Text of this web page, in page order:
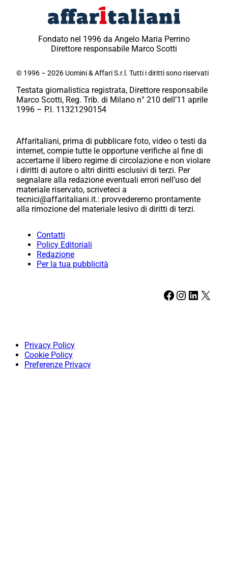
Fondato nel 1996 da Angelo Maria Perrino
Direttore responsabile Marco Scotti
© 1996 – 2026 Uomini & Affari S.r.l. Tutti i diritti sono riservati
Testata giornalistica registrata, Direttore responsabile
Marco Scotti, Reg. Trib. di Milano n° 210 dell’11 aprile
1996 – P.I. 11321290154
Affaritaliani, prima di pubblicare foto, video o testi da
internet, compie tutte le opportune verifiche al fine di
accertarne il libero regime di circolazione e non violare
i diritti di autore o altri diritti esclusivi di terzi. Per
segnalare alla redazione eventuali errori nell’uso del
materiale riservato, scriveteci a
tecnici@affaritaliani.it.: provvederemo prontamente
alla rimozione del materiale lesivo di diritti di terzi.
Contatti
Policy Editoriali
Redazione
Per la tua pubblicità
Facebook Instagram LinkedIn X
Privacy Policy
Cookie Policy
Preferenze Privacy